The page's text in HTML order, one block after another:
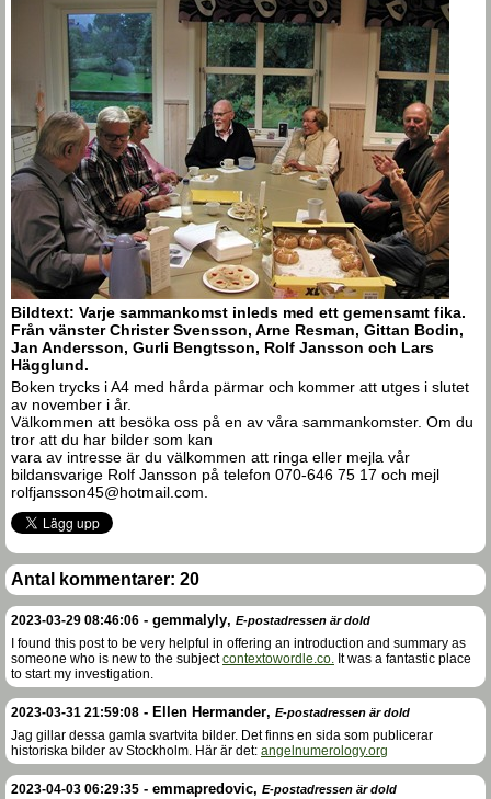
Bildtext: Varje sammankomst inleds med ett gemensamt fika.
Från vänster Christer Svensson, Arne Resman, Gittan Bodin,
Jan Andersson, Gurli Bengtsson, Rolf Jansson och Lars
Hägglund.
Boken trycks i A4 med hårda pärmar och kommer att utges i slutet
av november i år.
Välkommen att besöka oss på en av våra sammankomster. Om du
tror att du har bilder som kan
vara av intresse är du välkommen att ringa eller mejla vår
bildansvarige Rolf Jansson på telefon 070-646 75 17 och mejl
rolfjansson45@hotmail.com.
Antal kommentarer: 20
2023-03-29 08:46:06 - gemmalyly, E-postadressen är dold
I found this post to be very helpful in offering an introduction and summary as
someone who is new to the subjectcontextowordle.co. It was a fantastic place
to start my investigation.
2023-03-31 21:59:08 - Ellen Hermander, E-postadressen är dold
Jag gillar dessa gamla svartvita bilder. Det finns en sida som publicerar
historiska bilder av Stockholm. Här är det: angelnumerology.org
2023-04-03 06:29:35 - emmapredovic, E-postadressen är dold